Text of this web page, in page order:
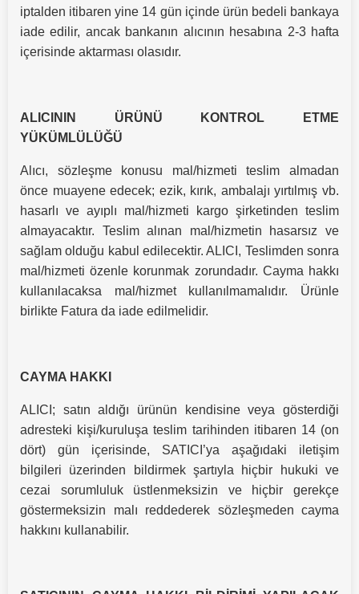
iptalden itibaren yine 14 gün içinde ürün bedeli bankaya
iade edilir, ancak bankanın alıcının hesabına 2-3 hafta
içerisinde aktarması olasıdır.
ALICININ ÜRÜNÜ KONTROL ETME
YÜKÜMLÜLÜĞÜ
Alıcı, sözleşme konusu mal/hizmeti teslim almadan
önce muayene edecek; ezik, kırık, ambalajı yırtılmış vb.
hasarlı ve ayıplı mal/hizmeti kargo şirketinden teslim
almayacaktır. Teslim alınan mal/hizmetin hasarsız ve
sağlam olduğu kabul edilecektir. ALICI, Teslimden sonra
mal/hizmeti özenle korunmak zorundadır. Cayma hakkı
kullanılacaksa mal/hizmet kullanılmamalıdır. Ürünle
birlikte Fatura da iade edilmelidir.
CAYMA HAKKI
ALICI; satın aldığı ürünün kendisine veya gösterdiği
adresteki kişi/kuruluşa teslim tarihinden itibaren 14 (on
dört) gün içerisinde, SATICI’ya aşağıdaki iletişim
bilgileri üzerinden bildirmek şartıyla hiçbir hukuki ve
cezai sorumluluk üstlenmeksizin ve hiçbir gerekçe
göstermeksizin malı reddederek sözleşmeden cayma
hakkını kullanabilir.